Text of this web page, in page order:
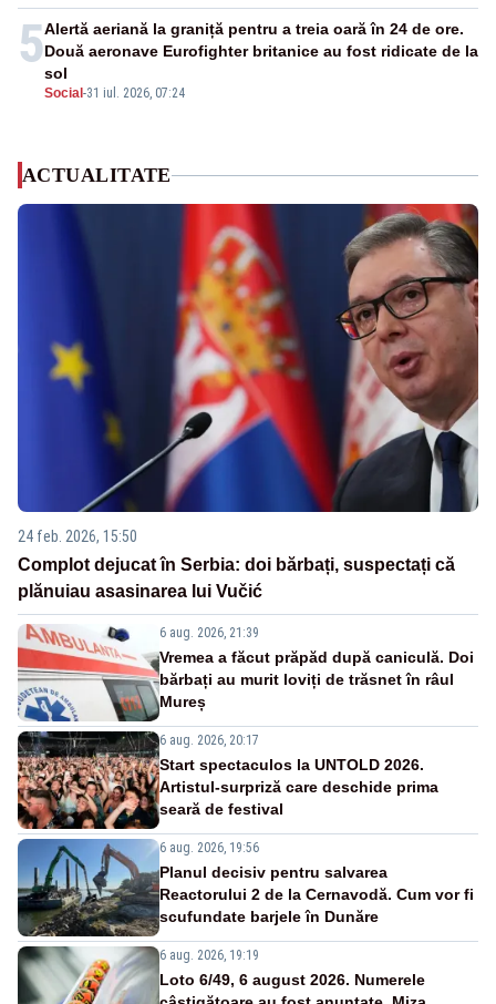
5
Social -31 iul. 2026, 07:24
Alertă aeriană la graniță pentru a treia oară în 24 de ore.
Două aeronave Eurofighter britanice au fost ridicate de la
sol
ACTUALITATE
24 feb. 2026, 15:50
Complot dejucat în Serbia: doi bărbați, suspectați că
plănuiau asasinarea lui Vučić
6 aug. 2026, 21:39
Vremea a făcut prăpăd după caniculă. Doi
bărbați au murit loviți de trăsnet în râul
Mureș
6 aug. 2026, 20:17
Start spectaculos la UNTOLD 2026.
Artistul-surpriză care deschide prima
seară de festival
6 aug. 2026, 19:56
Planul decisiv pentru salvarea
Reactorului 2 de la Cernavodă. Cum vor fi
scufundate barjele în Dunăre
6 aug. 2026, 19:19
Loto 6/49, 6 august 2026. Numerele